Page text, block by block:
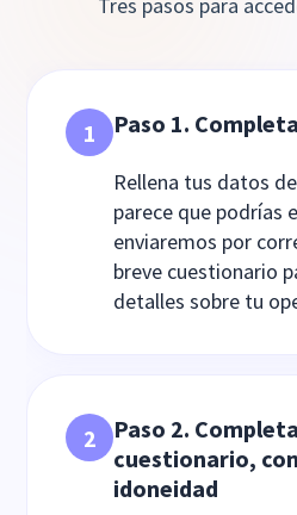
1 Paso 1.
Rellena tus datos
parece que podrías
enviaremos por
breve cuestionario
detalles sobre tu
2
Paso 2.
cuestionario,
idoneidad